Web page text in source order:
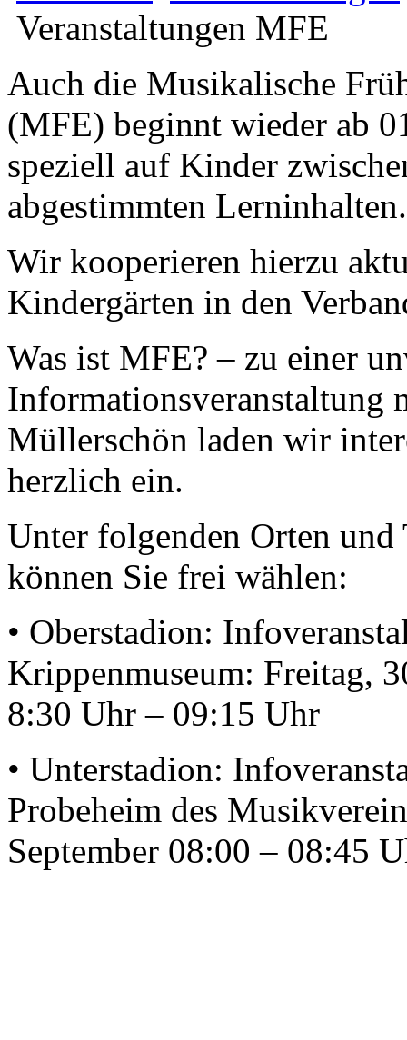
Veranstaltungen MFE
Auch die Musikalische
(MFE) beginnt wieder ab
speziell auf Kinder
abgestimmten Lerninhalten.
Wir kooperieren hierzu
Kindergärten in den
Was ist MFE? – zu einer
Informationsveranstaltung
Müllerschön laden wir
herzlich ein.
Unter folgenden Orten und
können Sie frei wählen:
• Oberstadion:
Krippenmuseum: Freitag,
8:30 Uhr – 09:15 Uhr
• Unterstadion:
Probeheim des
September 08:00 – 08:45